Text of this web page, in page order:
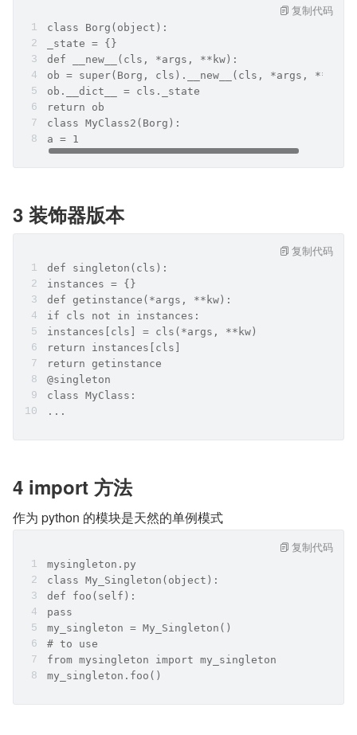
class Borg(object):
_state = {}
def __new__(cls, *args, **kw):
ob = super(Borg, cls).__new__(cls, *args, **kw)
ob.__dict__ = cls._state
return ob
class MyClass2(Borg):
a = 1
复制代码
3 装饰器版本
def singleton(cls):
instances = {}
def getinstance(*args, **kw):
if cls not in instances:
instances[cls] = cls(*args, **kw)
return instances[cls]
return getinstance
@singleton
class MyClass:
...
复制代码
4 import 方法
作为 python 的模块是天然的单例模式
mysingleton.py
class My_Singleton(object):
def foo(self):
pass
my_singleton = My_Singleton()
# to use
from mysingleton import my_singleton
my_singleton.foo()
复制代码